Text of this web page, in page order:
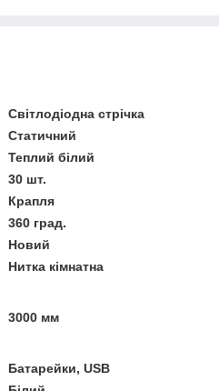
Світлодіодна стрічка
Статичний
Теплий білий
30 шт.
Крапля
360 град.
Новий
Нитка кімнатна
3000 мм
Батарейки, USB